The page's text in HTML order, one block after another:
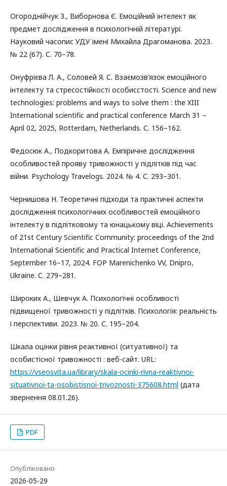
Огороднійчук З., Виборнова Є. Емоційний інтелект як
предмет дослідження в психологічній літературі.
Науковий часопис УДУ імені Михайла Драгоманова. 2023.
№ 22 (67). С. 70–78.
Онуфрієва Л. А., Соловей Я. С. Взаємозв’язок емоційного
інтелекту та стресостійкості особисстості. Science and new
technologies: problems and ways to solve them : the XIII
International scientific and practical conference March 31 –
April 02, 2025, Rotterdam, Netherlands. С. 156–162.
Федосюк А., Подкоритова А. Емпіричне дослідження
особливостей прояву тривожності у підлітків під час
війни. Psychology Travelogs. 2024. № 4. С. 293–301.
Чернишова Н. Теоретичні підходи та практичні аспекти
дослідження психологічних особливостей емоційного
інтелекту в підлітковому та юнацькому віці. Achievements
of 21st Century Scientific Community: рroceedings of the 2nd
International Scientific and Practical Internet Conference,
September 16–17, 2024. FOP Marenichenko VV, Dnipro,
Ukraine. С. 279–281.
Широких А., Шевчук А. Психологічні особливості
підвищеної тривожності у підлітків. Психологія: реальність
і перспективи. 2023. № 20. С. 195–204.
Шкала оцінки рівня реактивної (ситуативної) та
особистісної тривожності : веб-сайт. URL:
https://vseosvita.ua/library/skala-ocinki-rivna-reaktivnoi-
situativnoi-ta-osobistisnoi-trivoznosti-375608.html (дата
звернення 08.01.26).
PDF
Опубліковано
2026-05-29